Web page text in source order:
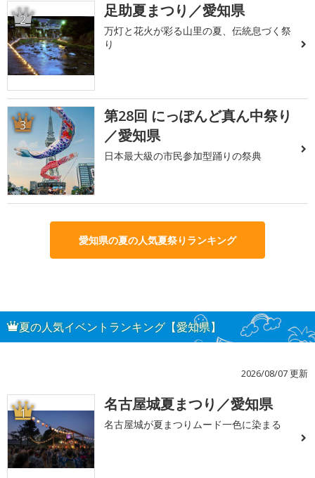
2 足助夏まつり／愛知県
万灯と花火が彩る山里の夏、伝統息づく祭
り
3
第28回 にっぽんど真ん中祭り
／愛知県
日本最大級の市民参加型踊りの祭典
愛知県の夏の人気夏祭りランキング
夏の人気イベントランキング【愛知県】
2026/08/07 更新
1 名古屋城夏まつり／愛知県
名古屋城が夏まつりムード一色に染まる